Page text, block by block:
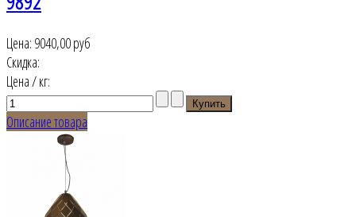
Цена: 9040,00 руб
Скидка:
Цена / кг:
Описание товара